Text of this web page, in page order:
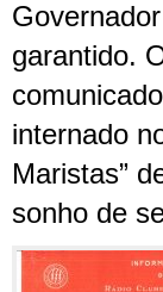
garantido.
internado
Maristas”
sonho de